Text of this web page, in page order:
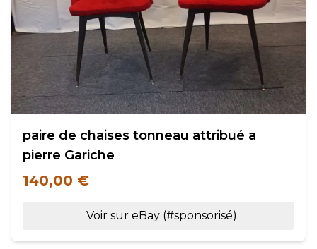
paire de chaises tonneau attribué a
pierre Gariche
140,00 €
Voir sur eBay (#sponsorisé)